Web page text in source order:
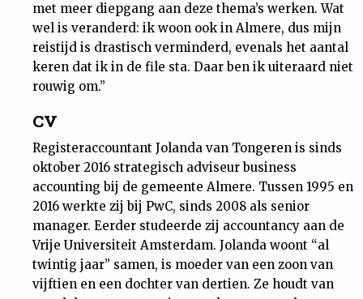
met meer diepgang aan deze thema’s werken. Wat
wel is veranderd: ik woon ook in Almere, dus mijn
reistijd is drastisch verminderd, evenals het aantal
keren dat ik in de file sta. Daar ben ik uiteraard niet
rouwig om.”
CV
Registeraccountant Jolanda van Tongeren is sinds
oktober 2016 strategisch adviseur business
accounting bij de gemeente Almere. Tussen 1995 en
2016 werkte zij bij PwC, sinds 2008 als senior
manager. Eerder studeerde zij accountancy aan de
Vrije Universiteit Amsterdam. Jolanda woont “al
twintig jaar” samen, is moeder van een zoon van
vijftien en een dochter van dertien. Ze houdt van